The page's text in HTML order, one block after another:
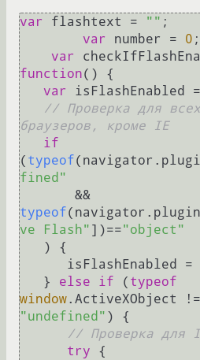
var flashtext = "" ;
var
number = 0 ;
var
function( ) {
var
isFlashEnabled
// Проверка для всех
браузеров, кроме IE
if
( typeof(navigator.
fined"
typeof(navigator.
ve Flash" ])=="object"
      isFlashEnabled =
   }
else if ( typeof
window. ActiveXObject
"undefined" ) {
// Проверка для
try {